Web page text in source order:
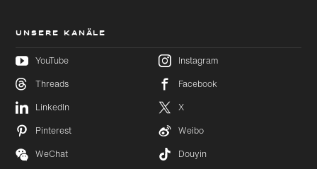
Hauptinhalt
wechseln
Footer
UNSERE KANÄLE
YouTube
Instagram
Threads
Facebook
LinkedIn
X
Pinterest
Weibo
WeChat
Douyin